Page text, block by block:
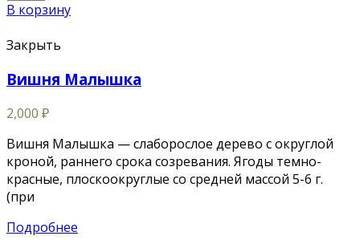
В корзину
Закрыть
Вишня Малышка
2,000 ₽
Вишня Малышка — слаборослое дерево с округлой
кроной, раннего срока созревания. Ягоды темно-
красные, плоскоокруглые со средней массой 5-6 г.
(при
Подробнее